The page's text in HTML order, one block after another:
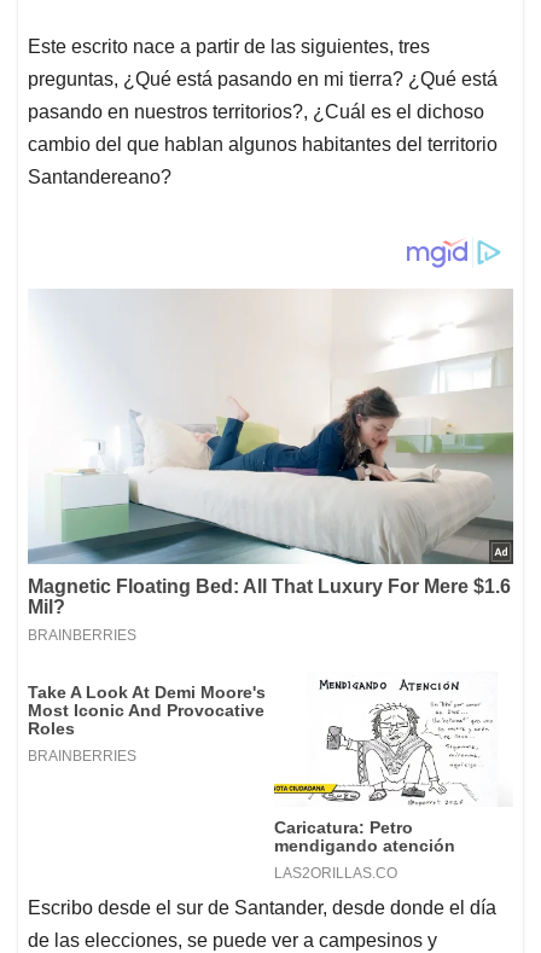
Este escrito nace a partir de las siguientes, tres
preguntas, ¿Qué está pasando en mi tierra? ¿Qué está
pasando en nuestros territorios?, ¿Cuál es el dichoso
cambio del que hablan algunos habitantes del territorio
Santandereano?
Escribo desde el sur de Santander, desde donde el día
de las elecciones, se puede ver a campesinos y